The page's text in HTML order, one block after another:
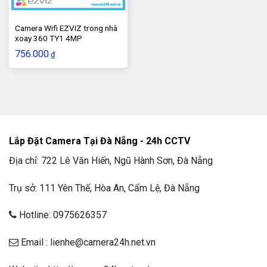
nhà của mình, ngay cả khi bạn không ở nhà.
Camera cũng có tính năng đàm thoại hai chiều. Điều này
hoặc nghe những gì đang xảy ra xung quanh camera.
Camera Wifi EZVIZ trong nhà
xoay 360 TY1 4MP
756.000 ₫
Lắp Đặt Camera Tại Đà Nẵng - 24h CCTV
Địa chỉ: 722 Lê Văn Hiến, Ngũ Hành Sơn, Đà Nẵng
Trụ sở: 111 Yên Thế, Hòa An, Cẩm Lệ, Đà Nẵng
Hotline: 0975626357
Email : lienhe@camera24h.net.vn